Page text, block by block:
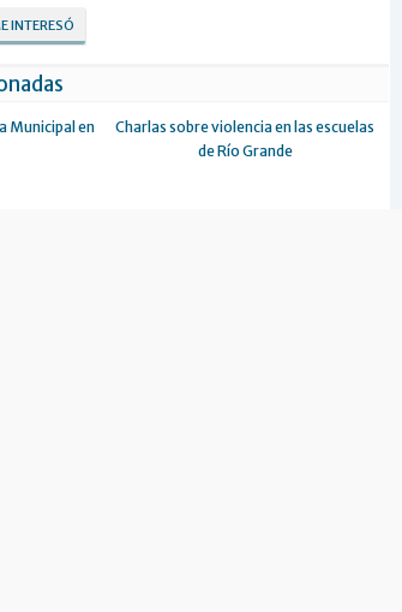
INTERESÓ
Municipal en
Charlas sobre violencia en las escuelas
de Río Grande